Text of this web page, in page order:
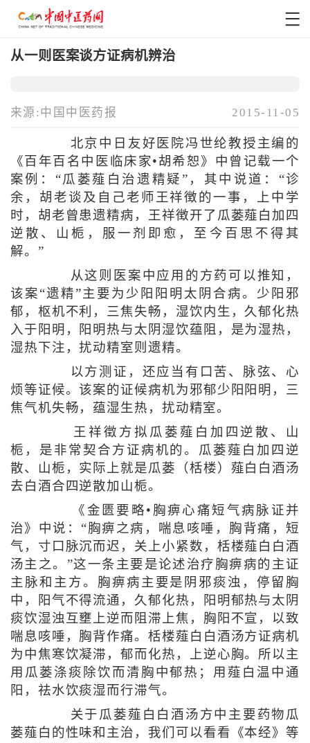
从一则医案谈方证病机辨治
来源:中国中医药报 2015-11-05
北京中日友好医院冯世纶教授主编的
《百年百名中医临床家•胡希恕》中曾记载一个
案例：“瓜蒌薤白治遗精疑”，其中说道：“诊
余，胡老谈及自己老师王祥徴的一事，上中学
时，胡老曾患遗精病，王祥徴开了瓜蒌薤白加四
逆散、山栀，服一剂即愈，至今百思不得其
解。”
从这则医案中应用的方药可以推知，
该案“遗精”主要为少阳阳明太阴合病。少阳邪
郁，枢机不利，三焦失畅，湿饮内生，久郁化热
入于阳明，阳明热与太阴湿饮蕴阻，是为湿热，
湿热下注，扰动精室则遗精。
以方测证，还应当有口苦、脉弦、心
烦等证候。该案的证候病机为邪郁少阳阳明，三
焦气机失畅，蕴湿生热，扰动精室。
王祥徵方拟瓜蒌薤白加四逆散、山
栀，是非常契合方证病机的。瓜蒌薤白加四逆
散、山栀，实际上就是瓜蒌（栝楼）薤白白酒汤
去白酒合四逆散加山栀。
《金匮要略•胸痹心痛短气病脉证并
治》中说：“胸痹之病，喘息咳唾，胸背痛，短
气，寸口脉沉而迟，关上小紧数，栝楼薤白白酒
汤主之。”这一条主要是论述治疗胸痹病的主证
主脉和主方。胸痹病主要是阴邪痰浊，停留胸
中，阳气不得流通，久郁化热，阳明郁热与太阴
痰饮湿浊互壅上逆而阻滞上焦，胸阳不宣，以致
喘息咳唾，胸背作痛。栝楼薤白白酒汤方证病机
为中焦寒饮凝滞，郁而化热，上逆心胸。所以主
用瓜蒌涤痰除饮而清胸中郁热；用薤白温中通
阳，祛水饮痰湿而行滞气。
关于瓜蒌薤白白酒汤方中主要药物瓜
蒌薤白的性味和主治，我们可以看看《本经》等